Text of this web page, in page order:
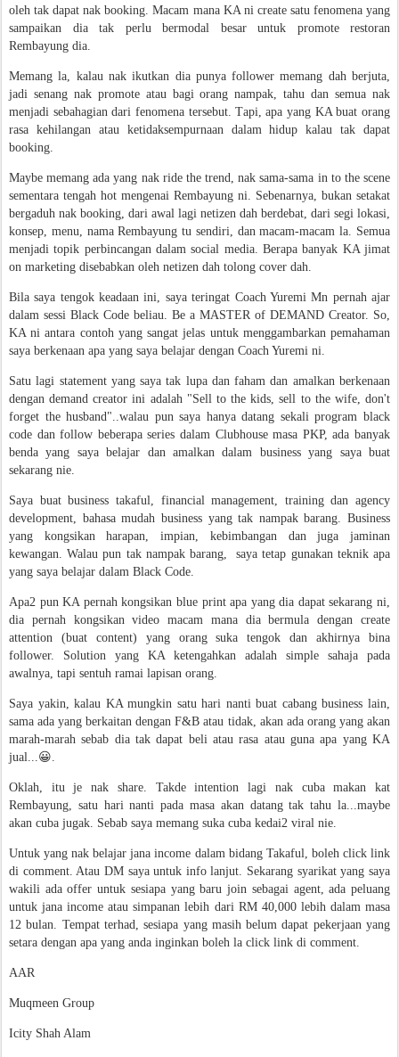
oleh tak dapat nak booking. Macam mana KA ni create satu fenomena yang
sampaikan dia tak perlu bermodal besar untuk promote restoran
Rembayung dia.
Memang la, kalau nak ikutkan dia punya follower memang dah berjuta,
jadi senang nak promote atau bagi orang nampak, tahu dan semua nak
menjadi sebahagian dari fenomena tersebut. Tapi, apa yang KA buat orang
rasa kehilangan atau ketidaksempurnaan dalam hidup kalau tak dapat
booking.
Maybe memang ada yang nak ride the trend, nak sama-sama in to the scene
sementara tengah hot mengenai Rembayung ni. Sebenarnya, bukan setakat
bergaduh nak booking, dari awal lagi netizen dah berdebat, dari segi lokasi,
konsep, menu, nama Rembayung tu sendiri, dan macam-macam la. Semua
menjadi topik perbincangan dalam social media. Berapa banyak KA jimat
on marketing disebabkan oleh netizen dah tolong cover dah.
Bila saya tengok keadaan ini, saya teringat Coach Yuremi Mn pernah ajar
dalam sessi Black Code beliau. Be a MASTER of DEMAND Creator. So,
KA ni antara contoh yang sangat jelas untuk menggambarkan pemahaman
saya berkenaan apa yang saya belajar dengan Coach Yuremi ni.
Satu lagi statement yang saya tak lupa dan faham dan amalkan berkenaan
dengan demand creator ini adalah "Sell to the kids, sell to the wife, don't
forget the husband"..walau pun saya hanya datang sekali program black
code dan follow beberapa series dalam Clubhouse masa PKP, ada banyak
benda yang saya belajar dan amalkan dalam business yang saya buat
sekarang nie.
Saya buat business takaful, financial management, training dan agency
development, bahasa mudah business yang tak nampak barang. Business
yang kongsikan harapan, impian, kebimbangan dan juga jaminan
kewangan. Walau pun tak nampak barang, saya tetap gunakan teknik apa
yang saya belajar dalam Black Code.
Apa2 pun KA pernah kongsikan blue print apa yang dia dapat sekarang ni,
dia pernah kongsikan video macam mana dia bermula dengan create
attention (buat content) yang orang suka tengok dan akhirnya bina
follower. Solution yang KA ketengahkan adalah simple sahaja pada
awalnya, tapi sentuh ramai lapisan orang.
Saya yakin, kalau KA mungkin satu hari nanti buat cabang business lain,
sama ada yang berkaitan dengan F&B atau tidak, akan ada orang yang akan
marah-marah sebab dia tak dapat beli atau rasa atau guna apa yang KA
jual...😀.
Oklah, itu je nak share. Takde intention lagi nak cuba makan kat
Rembayung, satu hari nanti pada masa akan datang tak tahu la...maybe
akan cuba jugak. Sebab saya memang suka cuba kedai2 viral nie.
Untuk yang nak belajar jana income dalam bidang Takaful, boleh click link
di comment. Atau DM saya untuk info lanjut. Sekarang syarikat yang saya
wakili ada offer untuk sesiapa yang baru join sebagai agent, ada peluang
untuk jana income atau simpanan lebih dari RM 40,000 lebih dalam masa
12 bulan. Tempat terhad, sesiapa yang masih belum dapat pekerjaan yang
setara dengan apa yang anda inginkan boleh la click link di comment.
AAR
Muqmeen Group
Icity Shah Alam